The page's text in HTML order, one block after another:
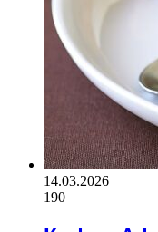
14.03.2026
190